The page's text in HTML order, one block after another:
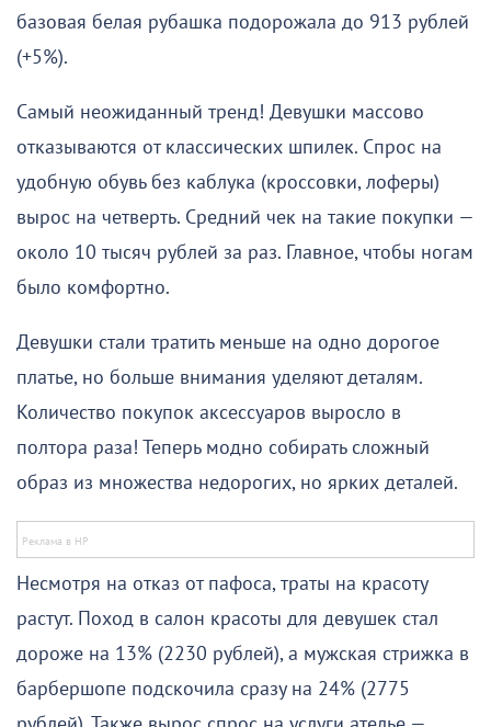
базовая белая рубашка подорожала до 913 рублей
(+5%).
Самый неожиданный тренд! Девушки массово
отказываются от классических шпилек. Спрос на
удобную обувь без каблука (кроссовки, лоферы)
вырос на четверть. Средний чек на такие покупки —
около 10 тысяч рублей за раз. Главное, чтобы ногам
было комфортно.
Девушки стали тратить меньше на одно дорогое
платье, но больше внимания уделяют деталям.
Количество покупок аксессуаров выросло в
полтора раза! Теперь модно собирать сложный
образ из множества недорогих, но ярких деталей.
Несмотря на отказ от пафоса, траты на красоту
растут. Поход в салон красоты для девушек стал
дороже на 13% (2230 рублей), а мужская стрижка в
барбершопе подскочила сразу на 24% (2775